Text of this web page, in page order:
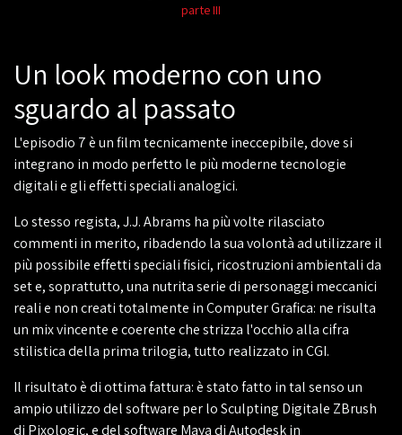
parte III
Un look moderno con uno
sguardo al passato
L'episodio 7 è un film tecnicamente ineccepibile, dove si
integrano in modo perfetto le più moderne tecnologie
digitali e gli effetti speciali analogici.
Lo stesso regista, J.J. Abrams ha più volte rilasciato
commenti in merito, ribadendo la sua volontà ad utilizzare il
più possibile effetti speciali fisici, ricostruzioni ambientali da
set e, soprattutto, una nutrita serie di personaggi meccanici
reali e non creati totalmente in Computer Grafica: ne risulta
un mix vincente e coerente che strizza l'occhio alla cifra
stilistica della prima trilogia, tutto realizzato in CGI.
Il risultato è di ottima fattura: è stato fatto in tal senso un
ampio utilizzo del software per lo Sculpting Digitale ZBrush
di Pixologic, e del software Maya di Autodesk in